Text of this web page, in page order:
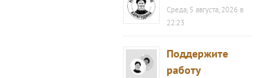
Среда, 5 августа, 2026 в
22:23
Поддержите
работу